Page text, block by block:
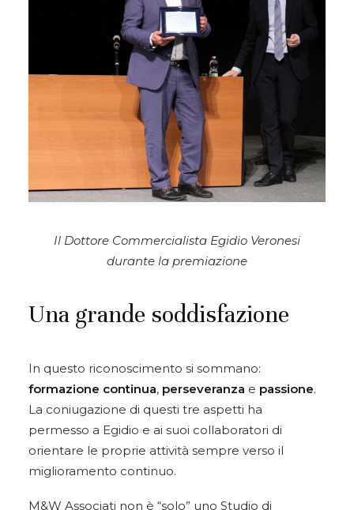
Il Dottore Commercialista Egidio Veronesi
durante la premiazione
Una grande soddisfazione
In questo riconoscimento si sommano:
formazione continua, perseveranza e passione.
La coniugazione di questi tre aspetti ha
permesso a Egidio e ai suoi collaboratori di
orientare le proprie attività sempre verso il
miglioramento continuo.
M&W Associati non è “solo” uno Studio di